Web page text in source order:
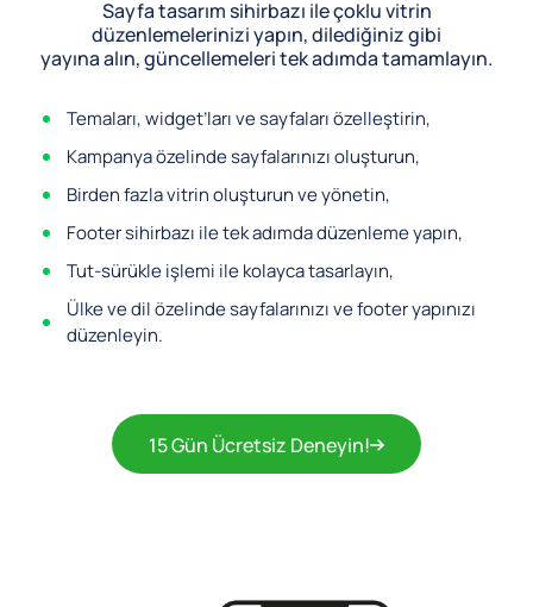
Sayfa tasarım sihirbazı ile çoklu vitrin
düzenlemelerinizi yapın, dilediğiniz gibi
yayına alın, güncellemeleri tek adımda tamamlayın.
Temaları, widget’ları ve sayfaları özelleştirin,
Kampanya özelinde sayfalarınızı oluşturun,
Birden fazla vitrin oluşturun ve yönetin,
Footer sihirbazı ile tek adımda düzenleme yapın,
Tut-sürükle işlemi ile kolayca tasarlayın,
Ülke ve dil özelinde sayfalarınızı ve footer yapınızı
düzenleyin.
15 Gün Ücretsiz Deneyin!